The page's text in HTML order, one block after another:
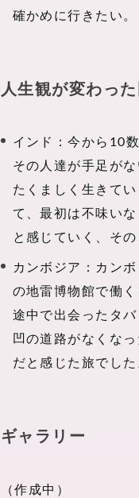
確かめに行きたい。
人生観が変わっ
インド：今から10
その人達が手足が
たくましく生きて
て、最初は不味い
と感じていく、そ
カンボジア：カン
の地雷博物館で働
途中で出会ったタ
凹の道路がなくな
だと感じた旅でした
ギャラリー
（作成中）